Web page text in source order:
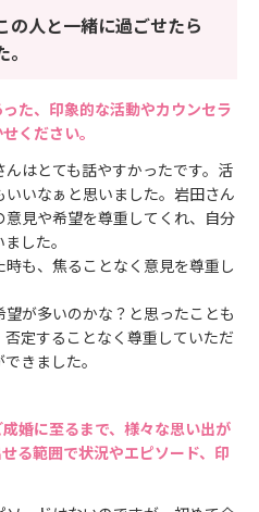
の人と一緒に過ごせたら
た、印象的な活動やカウンセラ
ください。
はとても話やすかったです。活
いなぁと思いました。岩田さん
見や希望を尊重してくれ、自分
した。
も、焦ることなく意見を尊重し
が多いのかな？と思ったことも
定することなく尊重していただ
きました。
婚に至るまで、様々な思い出が
る範囲で状況やエピソード、印